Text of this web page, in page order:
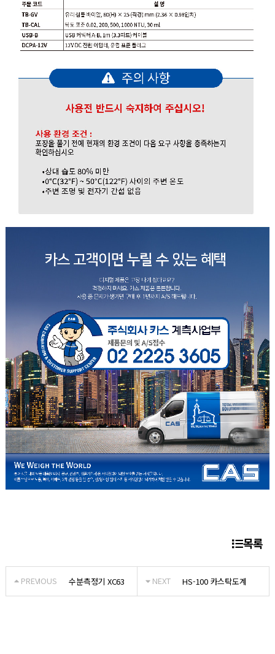
목록
PREVIOUS 수분측정기 XC63 NEXT HS-100 카스탁도계